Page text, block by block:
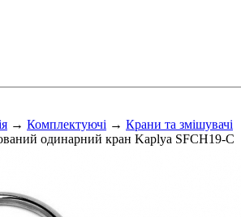
→ Комплектуючі → Крани та змішувачі
одинарний кран Kaplya SFCH19-C